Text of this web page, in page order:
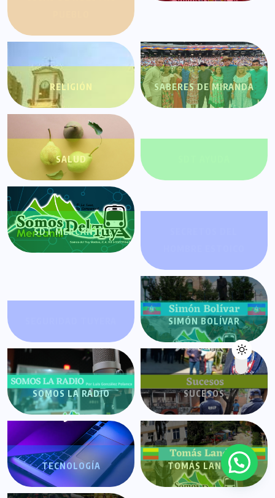
RELIGIÓN SABERES DE MIRANDA
SALUD
SDT MERCANTIL
SIMÓN BOLÍVAR
SOMOS LA RADIO SUCESOS
TECNOLOGÍA TOMÁS LANDER